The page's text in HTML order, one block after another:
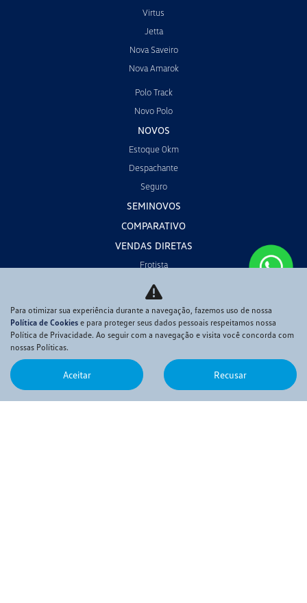
Virtus
Jetta
Nova Saveiro
Nova Amarok
Polo Track
Novo Polo
NOVOS
Estoque 0km
Despachante
Seguro
SEMINOVOS
COMPARATIVO
VENDAS DIRETAS
Frotista
Taxista
Governo
Autoescola
PÓS-VENDAS
Peças
Para otimizar sua experiência durante a navegação, fazemos uso de nossa
Política de Cookies e para proteger seus dados pessoais respeitamos nossa
Política de Privacidade. Ao seguir com a navegação e visita você concorda com
nossas Políticas.
Aceitar Recusar